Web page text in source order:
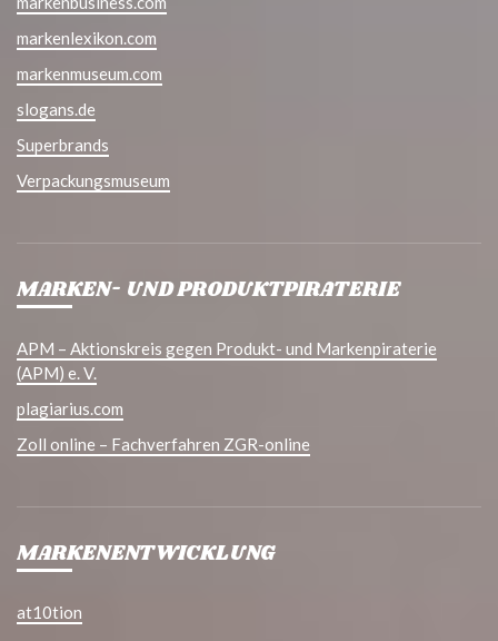
markenlexikon.com
markenmuseum.com
slogans.de
Superbrands
Verpackungsmuseum
MARKEN- UND PRODUKTPIRATERIE
APM – Aktionskreis gegen Produkt- und Markenpiraterie
(APM) e. V.
plagiarius.com
Zoll online – Fachverfahren ZGR-online
MARKENENTWICKLUNG
at10tion